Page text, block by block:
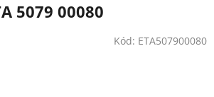
5079 00080
Kód: ETA507900080